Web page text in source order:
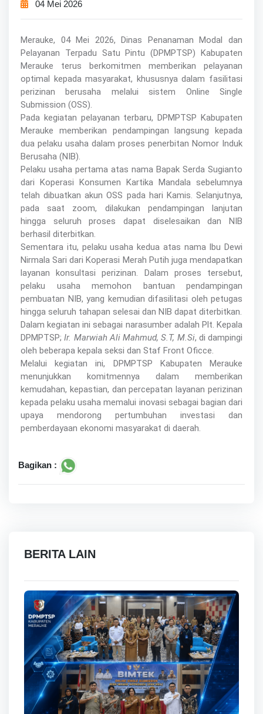
04 Mei 2026
Merauke, 04 Mei 2026, Dinas Penanaman Modal dan
Pelayanan Terpadu Satu Pintu (DPMPTSP) Kabupaten
Merauke terus berkomitmen memberikan pelayanan
optimal kepada masyarakat, khususnya dalam fasilitasi
perizinan berusaha melalui sistem Online Single
Submission (OSS).
Pada kegiatan pelayanan terbaru, DPMPTSP Kabupaten
Merauke memberikan pendampingan langsung kepada
dua pelaku usaha dalam proses penerbitan Nomor Induk
Berusaha (NIB).
Pelaku usaha pertama atas nama Bapak Serda Sugianto
dari Koperasi Konsumen Kartika Mandala sebelumnya
telah dibuatkan akun OSS pada hari Kamis. Selanjutnya,
pada saat zoom, dilakukan pendampingan lanjutan
hingga seluruh proses dapat diselesaikan dan NIB
berhasil diterbitkan.
Sementara itu, pelaku usaha kedua atas nama Ibu Dewi
Nirmala Sari dari Koperasi Merah Putih juga mendapatkan
layanan konsultasi perizinan. Dalam proses tersebut,
pelaku usaha memohon bantuan pendampingan
pembuatan NIB, yang kemudian difasilitasi oleh petugas
hingga seluruh tahapan selesai dan NIB dapat diterbitkan.
Dalam kegiatan ini sebagai narasumber adalah Plt. Kepala
DPMPTSP; Ir. Marwiah Ali Mahmud, S.T, M.Si, di dampingi
oleh beberapa kepala seksi dan Staf Front Oficce.
Melalui kegiatan ini, DPMPTSP Kabupaten Merauke
menunjukkan komitmennya dalam memberikan
kemudahan, kepastian, dan percepatan layanan perizinan
kepada pelaku usaha memalui inovasi sebagai bagian dari
upaya mendorong pertumbuhan investasi dan
pemberdayaan ekonomi masyarakat di daerah.
Bagikan :
BERITA LAIN